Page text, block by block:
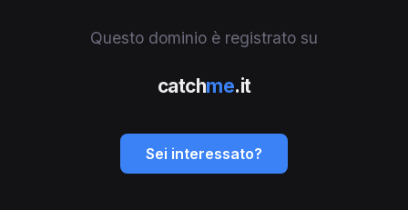
Questo dominio è registrato su
catchme.it
Sei interessato?